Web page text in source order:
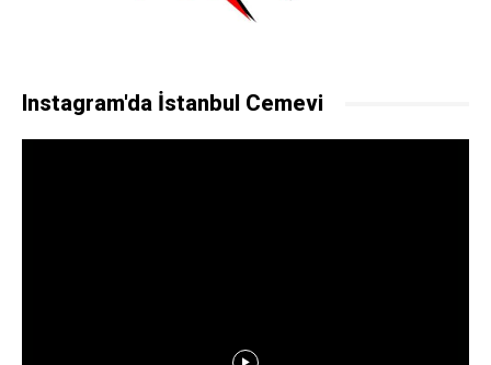
Instagram'da İstanbul Cemevi